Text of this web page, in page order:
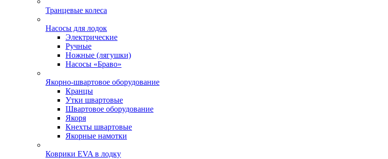
Транцевые колеса
Насосы для лодок
Электрические
Ручные
Ножные (лягушки)
Насосы «Браво»
Якорно-швартовое оборудование
Кранцы
Утки швартовые
Швартовое оборудование
Якоря
Кнехты швартовые
Якорные намотки
Коврики EVA в лодку